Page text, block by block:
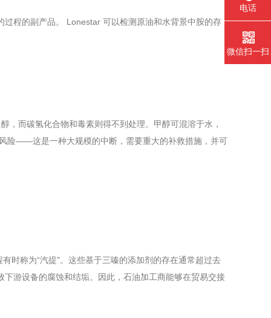
程的副产品。 Lonestar 可以检测原油和水背景中胺的存
，而碳氢化合物和毒素则得不到处理。甲醇可混溶于水，
险——这是一种大规模的中断，需要重大的补救措施，并可
时称为“汽提"。这些基于三嗪的添加剂的存在通常超过去
游设备的腐蚀和结垢。因此，石油加工商能够在贸易交接
电话
微信扫一扫